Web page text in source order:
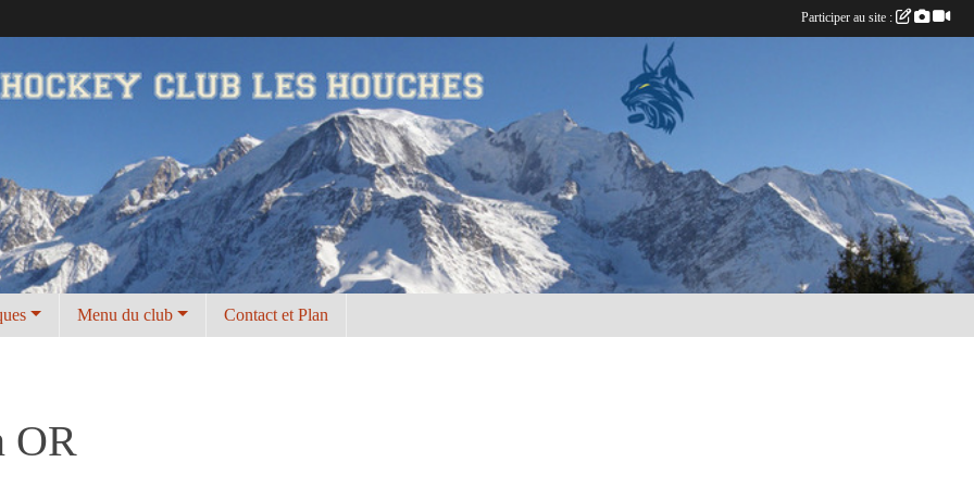
Menu du club Contact et Plan
OR
Participer au site :